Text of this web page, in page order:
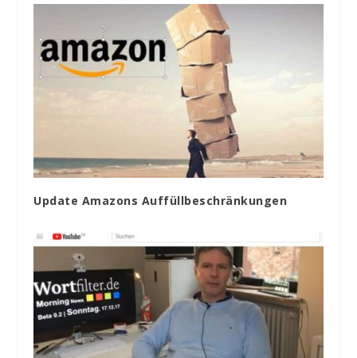
Update Amazons Auffüllbeschränkungen